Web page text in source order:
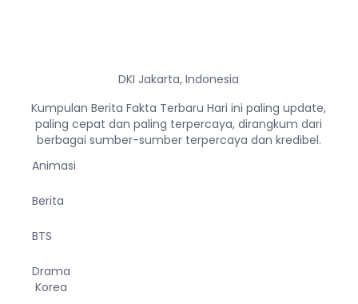
DKI Jakarta, Indonesia
Kumpulan Berita Fakta Terbaru Hari ini paling update,
paling cepat dan paling terpercaya, dirangkum dari
berbagai sumber-sumber terpercaya dan kredibel.
Animasi
Berita
BTS
Drama
Korea